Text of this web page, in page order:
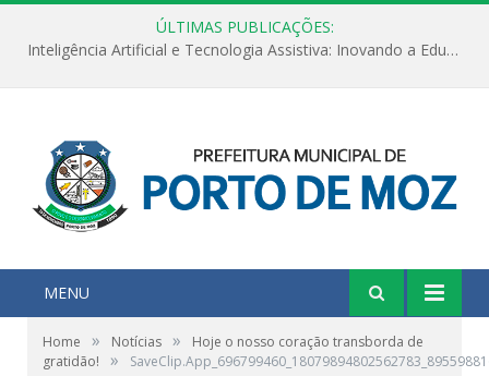
ÚLTIMAS PUBLICAÇÕES:
Inteligência Artificial e Tecnologia Assistiva: Inovando a Educação Especial e Inclusiva
MENU
Home » Notícias »
Hoje o nosso coração transborda de
gratidão!
»